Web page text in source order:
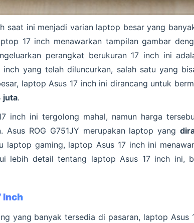
saat ini menjadi varian laptop besar yang
17 inch menawarkan tampilan gambar
perangkat berukuran 17 inch ini
yang telah diluncurkan, salah satu yang
laptop Asus 17 inch ini dirancang untuk
juta.
inch ini tergolong mahal, namun harga
Asus ROG G751JY merupakan laptop yang
laptop gaming, laptop Asus 17 inch ini
lebih detail tentang laptop Asus 17 inch ini,
Inch
yang banyak tersedia di pasaran, laptop Asus